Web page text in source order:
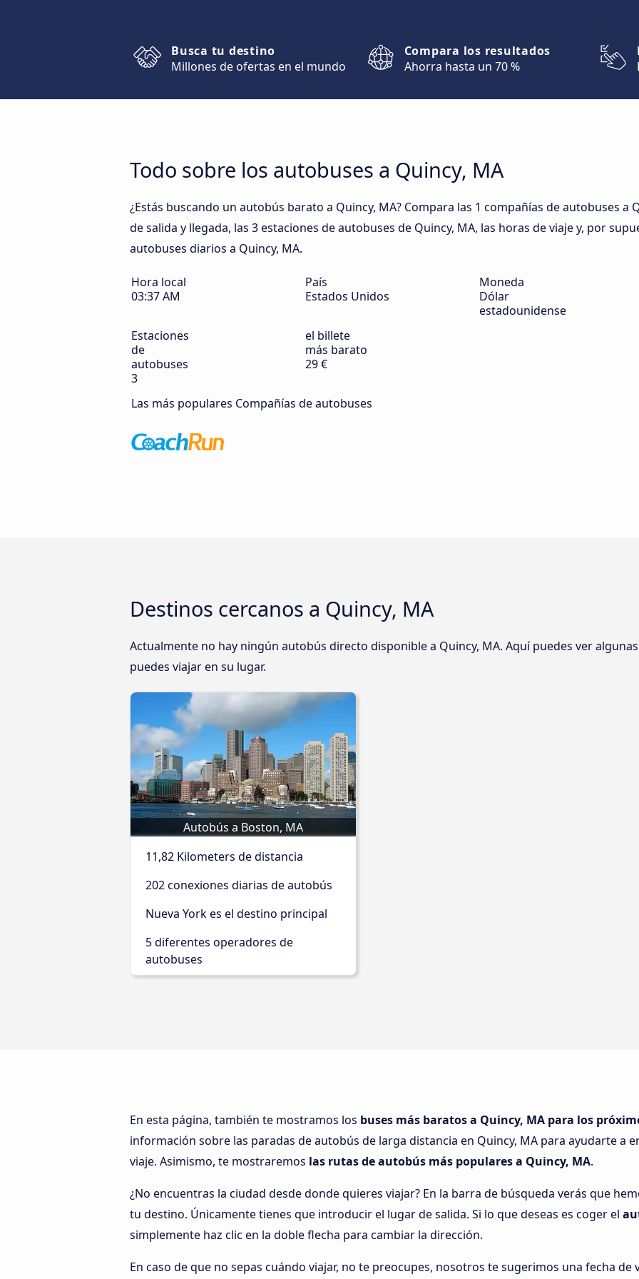
Busca tu destino
Millones de ofertas en el mundo
Compara los resultados
Ahorra hasta un 70 %
Todo sobre los autobuses a Quincy, MA
¿Estás buscando un autobús barato a Quincy, MA? Compara las 1 compañías de autobuses a
de salida y llegada, las 3 estaciones de autobuses de Quincy, MA, las horas de viaje y, por
autobuses diarios a Quincy, MA.
Hora local
03:37 AM
País
Estados Unidos
Moneda
Dólar
estadounidense
Estaciones
de
autobuses
3
el billete
más barato
29 €
Las más populares Compañías de autobuses
Destinos cercanos a Quincy, MA
Actualmente no hay ningún autobús directo disponible a Quincy, MA. Aquí puedes ver
puedes viajar en su lugar.
Autobús a Boston, MA
11,82 Kilometers de distancia
202 conexiones diarias de autobús
Nueva York es el destino principal
5 diferentes operadores de
autobuses
En esta página, también te mostramos los buses más baratos a Quincy, MA para los
información sobre las paradas de autobús de larga distancia en Quincy, MA para ayudarte a
viaje. Asimismo, te mostraremos las rutas de autobús más populares a Quincy, MA.
¿No encuentras la ciudad desde donde quieres viajar? En la barra de búsqueda verás que
tu destino. Únicamente tienes que introducir el lugar de salida. Si lo que deseas es coger el
simplemente haz clic en la doble flecha para cambiar la dirección.
En caso de que no sepas cuándo viajar, no te preocupes, nosotros te sugerimos una fecha de